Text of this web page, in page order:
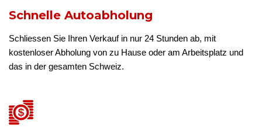
Schnelle Autoabholung
Schliessen Sie Ihren Verkauf in nur 24 Stunden ab, mit
kostenloser Abholung von zu Hause oder am Arbeitsplatz und
das in der gesamten Schweiz.